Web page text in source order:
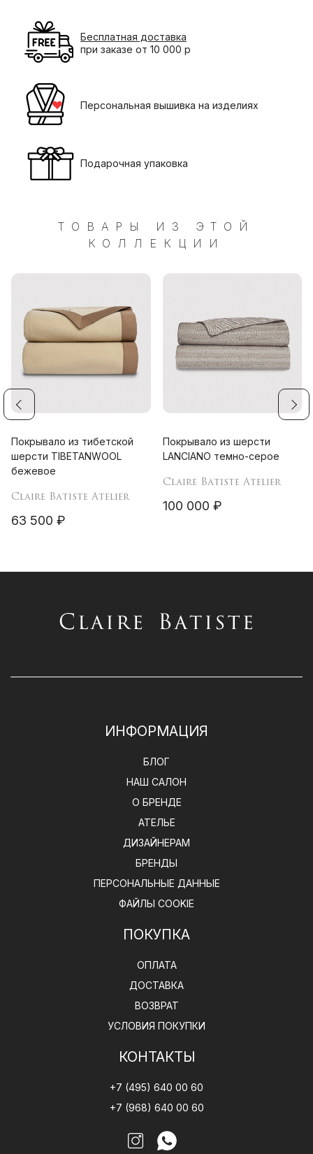
Бесплатная доставка
при заказе от 10 000 р
Персональная вышивка на изделиях
Подарочная упаковка
ТОВАРЫ ИЗ ЭТОЙ
КОЛЛЕКЦИИ
Покрывало из тибетской
шерсти TIBETANWOOL
бежевое
Claire Batiste Atelier
63 500 ₽
Покрывало из шерсти
LANCIANO темно-серое
Claire Batiste Atelier
100 000 ₽
ИНФОРМАЦИЯ
БЛОГ
НАШ САЛОН
О БРЕНДЕ
АТЕЛЬЕ
ДИЗАЙНЕРАМ
БРЕНДЫ
ПЕРСОНАЛЬНЫЕ ДАННЫЕ
ФАЙЛЫ COOKIE
ПОКУПКА
ОПЛАТА
ДОСТАВКА
ВОЗВРАТ
УСЛОВИЯ ПОКУПКИ
КОНТАКТЫ
+7 (495) 640 00 60
+7 (968) 640 00 60